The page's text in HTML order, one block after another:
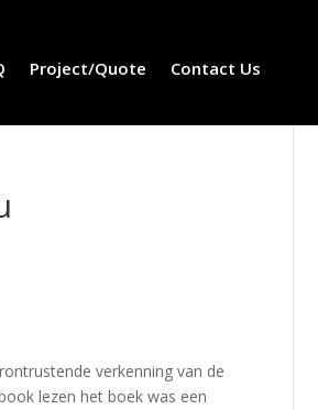
Project/Quote Contact Us
verkenning van de
lezen het boek was een